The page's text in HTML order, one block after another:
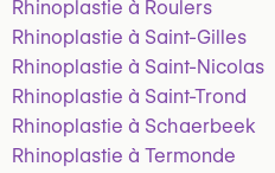
Rhinoplastie à Roulers
Rhinoplastie à Saint-Gilles
Rhinoplastie à Saint-Nicolas
Rhinoplastie à Saint-Trond
Rhinoplastie à Schaerbeek
Rhinoplastie à Termonde